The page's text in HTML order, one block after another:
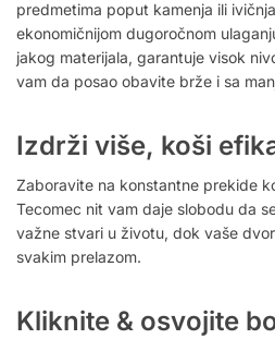
predmetima poput kamenja ili
ekonomičnijom dugoročnom
jakog materijala, garantuje visok
vam da posao obavite brže i sa
Izdrži više, koši
Zaboravite na konstantne prekide
Tecomec nit vam daje slobodu da
važne stvari u životu, dok vaše
svakim prelazom.
Kliknite & osvojite